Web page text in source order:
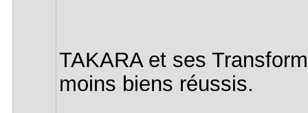
TAKARA et ses
moins biens réussis.